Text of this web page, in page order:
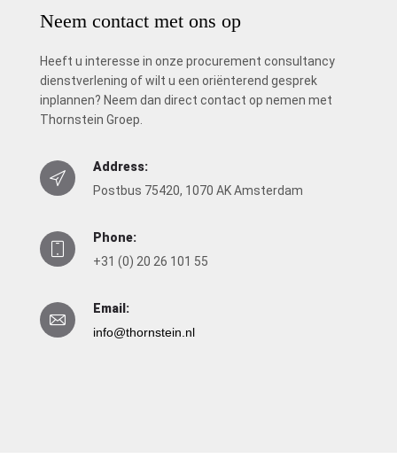
Neem contact met ons op
Heeft u interesse in onze procurement consultancy
dienstverlening of wilt u een oriënterend gesprek
inplannen? Neem dan direct contact op nemen met
Thornstein Groep.
Address:
Postbus 75420, 1070 AK Amsterdam
Phone:
+31 (0) 20 26 101 55
Email:
info@thornstein.nl